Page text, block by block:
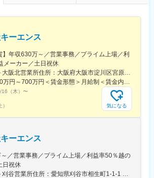
め、インダクタ、通信用デバイス（FBAR/SAW）
品の研究・開発、生産、販売に取り組み、グロ
展開しています。
社会のニーズに応える商品を提供するため、素
発して製品化を行うことを信条としています。
マートフォンやタブレットなどの電子機器や、
ニクス化が加速する自動車、情報インフラ・産業
い分野で高い評価をいただいています。
ーエンス
】年収630万～／営業事務／プライム上場／利
メーカー／土日祝休
＜勤務地詳細1＞大阪北営業所住所：大阪府大阪市淀川区宮原3-5-36 新大阪トラストタワー勤務地最寄駅：新大阪駅受動喫煙対策：敷地内喫煙可能場所あり＜勤務地詳細2＞京都営業所住所：京都府京都市下京区四条通室町東入函谷鉾町101 アーバンネット四条烏丸ビル受動喫煙対策：屋内全面禁煙＜勤務地詳細3＞滋賀営業所住所：滋賀県大津市中央2-2-6 受動喫煙対策：屋内全面禁煙変更の範囲：会社の定める事業所
＜予定年収＞630万円～700万円＜賃金形態＞月給制＜賃金内訳＞月額（基本給）：279,000円～281,000円＜月給＞279,000円～281,000円＜昇給有無＞有＜残業手当＞有＜給与補足＞上記は入社初年度の想定年収です。※月給の金額とは別で、残業代、業績賞与支給有り※賞与：年4回、昇給：年1～2回※経験・能力等を考慮の上、同社規定により待遇を決定します※年収は会社業績によって変動することがあります賃金はあくまでも目安の金額であり、選考を通じて上下する可能性があります。月給(月額)は固定手当を含めた表記です。
（木） 〜
気になる
ーエンス
～／営業事務／プライム上場／利益率50％越の
日祝休
＜勤務地詳細1＞刈谷営業所住所：愛知県刈谷市相生町1-1-1 アドバンス・スクエア刈谷勤務地最寄駅：JR線／刈谷駅受動喫煙対策：敷地内喫煙可能場所あり＜勤務地詳細2＞一宮営業所住所：愛知県一宮市本町2-2-2 JES一宮ビル勤務地最寄駅：JR線／尾張一宮駅受動喫煙対策：敷地内喫煙可能場所あり＜勤務地詳細3＞名古屋営業所住所：愛知県名古屋市中区錦2-4-15 ORE錦二丁目ビル勤務地最寄駅：丸の内駅受動喫煙対策：敷地内喫煙可能場所あり変更の範囲：会社の定める事業所